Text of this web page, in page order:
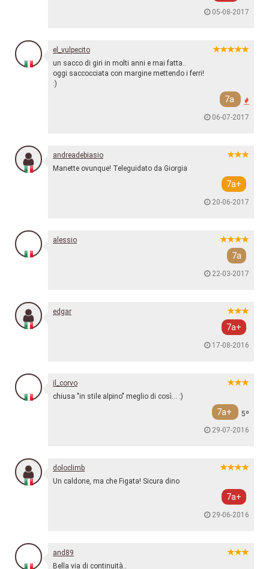
05-08-2017
el_vulpecito
un sacco di giri in molti anni e mai fatta..
oggi saccocciata con margine mettendo i ferri!
:)
7a
06-07-2017
andreadebiasio
Manette ovunque! Teleguidato da Giorgia
7a+
20-06-2017
alessio
7a
22-03-2017
edgar
7a+
17-08-2016
il_corvo
chiusa "in stile alpino" meglio di così... :)
7a+
5º
29-07-2016
doloclimb
Un caldone, ma che Figata! Sicura dino
7a+
29-06-2016
and89
Bella via di continuità..